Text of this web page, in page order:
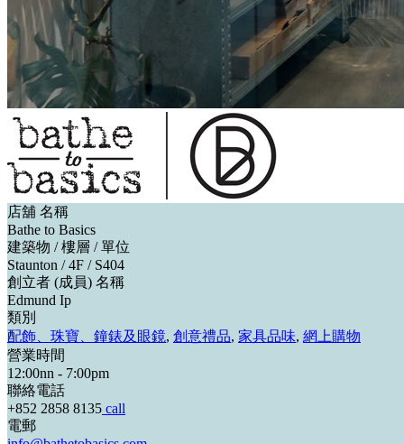
店舖 名稱
Bathe to Basics
建築物 / 樓層 / 單位
Staunton / 4F / S404
創立者 (成員) 名稱
Edmund Ip
類別
配飾、珠寶、鐘錶及眼鏡, 創意禮品, 家具品味, 網上購物
營業時間
12:00nn - 7:00pm
聯絡電話
+852 2858 8135 call
電郵